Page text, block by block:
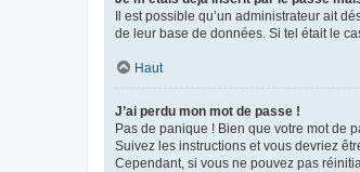
Il est possible qu’un administrateur ait
de leur base de données. Si tel était le
Haut
J’ai perdu mon mot de passe !
Pas de panique ! Bien que votre mot de
Suivez les instructions et vous devriez
Cependant, si vous ne pouvez pas